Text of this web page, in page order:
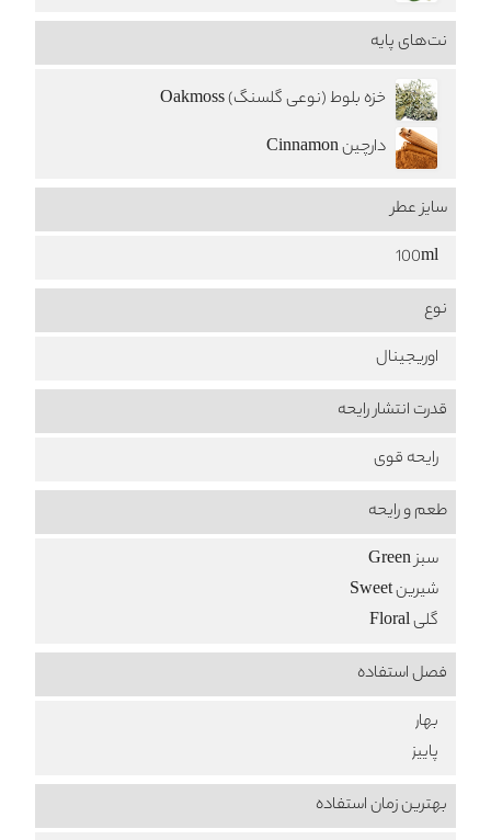
نت‌های پایه
خزه بلوط (نوعی گلسنگ) Oakmoss
دارچین Cinnamon
سایز عطر
100ml
نوع
اوریجینال
قدرت انتشار رایحه
رایحه قوی
طعم‌ و رایحه
سبز Green
شیرین Sweet
گلی Floral
فصل استفاده
بهار
پاییز
بهترین زمان استفاده